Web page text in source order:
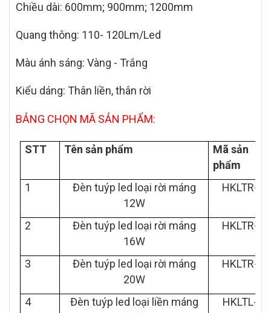
Chiều dài: 600mm; 900mm; 1200mm
Quang thông: 110- 120Lm/Led
Màu ánh sáng: Vàng - Trắng
Kiểu dáng: Thân liền, thân rời
BẢNG CHỌN MÃ SẢN PHẨM:
STT Tên sản phẩm
Mã sản
phẩm
1
Đèn tuýp led loại rời máng
12W
HKLTR-12
2
Đèn tuýp led loại rời máng
16W
HKLTR-16
3
Đèn tuýp led loại rời máng
20W
HKLTR-20
4
Đèn tuýp led loại liền máng
HKLTL-10